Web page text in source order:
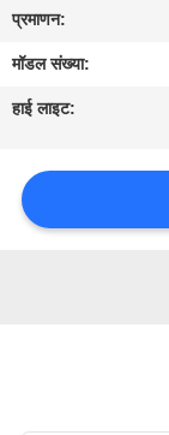
संपर्क
करें
उद्धरण
की
प्रमाणन:
मॉडल संख्या:
हाई लाइट: